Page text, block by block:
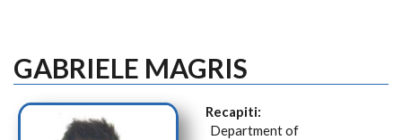
GABRIELE MAGRIS
Recapiti:
Department of